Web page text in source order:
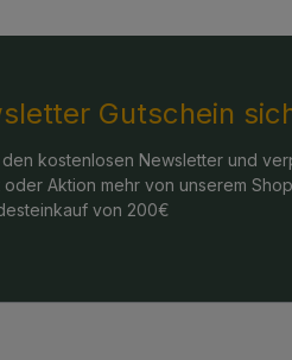
Gutschein
kostenlosen Newsletter und
Aktion mehr von unserem
von 200€